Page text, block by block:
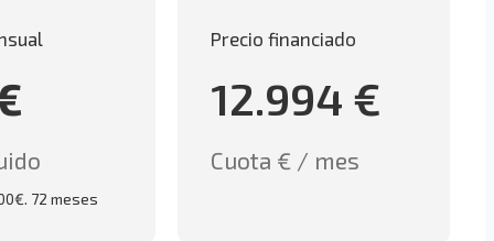
72 meses
Precio financiado
12.994 €
Cuota € / mes